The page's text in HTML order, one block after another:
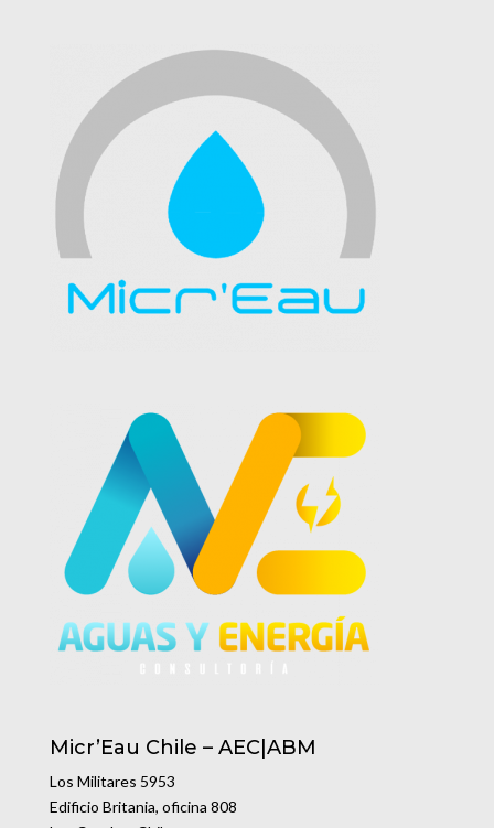
Micr’Eau Chile – AEC|ABM
Los Militares 5953
Edificio Britania, oficina 808